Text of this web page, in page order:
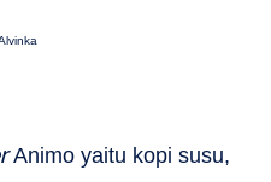
Animo yaitu kopi susu,